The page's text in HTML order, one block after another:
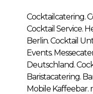
Cocktailcatering.
Cocktail Service.
Berlin. Cocktail
Events.
Deutschland.
Baristacatering.
Mobile Kaffeebar.